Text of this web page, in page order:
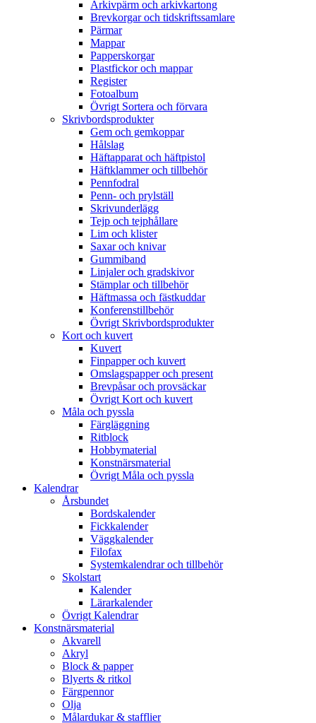
Arkivpärm och arkivkartong
Brevkorgar och tidskriftssamlare
Pärmar
Mappar
Papperskorgar
Plastfickor och mappar
Register
Fotoalbum
Övrigt Sortera och förvara
Skrivbordsprodukter
Gem och gemkoppar
Hålslag
Häftapparat och häftpistol
Häftklammer och tillbehör
Pennfodral
Penn- och prylställ
Skrivunderlägg
Tejp och tejphållare
Lim och klister
Saxar och knivar
Gummiband
Linjaler och gradskivor
Stämplar och tillbehör
Häftmassa och fästkuddar
Konferenstillbehör
Övrigt Skrivbordsprodukter
Kort och kuvert
Kuvert
Finpapper och kuvert
Omslagspapper och present
Brevpåsar och provsäckar
Övrigt Kort och kuvert
Måla och pyssla
Färgläggning
Ritblock
Hobbymaterial
Konstnärsmaterial
Övrigt Måla och pyssla
Kalendrar
Årsbundet
Bordskalender
Fickkalender
Väggkalender
Filofax
Systemkalendrar och tillbehör
Skolstart
Kalender
Lärarkalender
Övrigt Kalendrar
Konstnärsmaterial
Akvarell
Akryl
Block & papper
Blyerts & ritkol
Färgpennor
Olja
Målardukar & stafflier